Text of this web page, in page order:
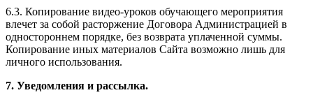
6.3. Копирование видео-уроков обучающего мероприятия
влечет за собой расторжение Договора Администрацией в
одностороннем порядке, без возврата уплаченной суммы.
Копирование иных материалов Сайта возможно лишь для
личного использования.
7. Уведомления и рассылка.